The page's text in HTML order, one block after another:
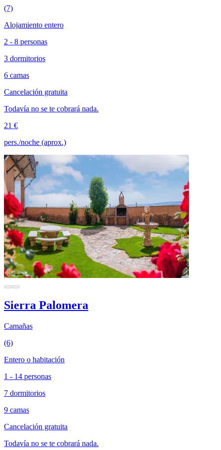
(7)
Alojamiento entero
2 - 8 personas
3 dormitorios
6 camas
Cancelación gratuita
Todavía no se te cobrará nada.
21 €
pers./noche (aprox.)
Sierra Palomera
Camañas
(6)
Entero o habitación
1 - 14 personas
7 dormitorios
9 camas
Cancelación gratuita
Todavía no se te cobrará nada.